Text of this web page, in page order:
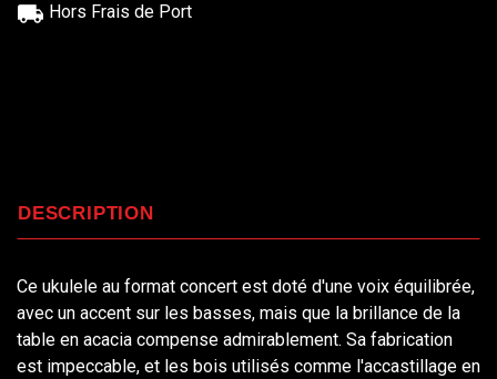
Hors Frais de Port
DESCRIPTION
Ce ukulele au format concert est doté d'une voix équilibrée,
avec un accent sur les basses, mais que la brillance de la
table en acacia compense admirablement. Sa fabrication
est impeccable, et les bois utilisés comme l'accastillage en